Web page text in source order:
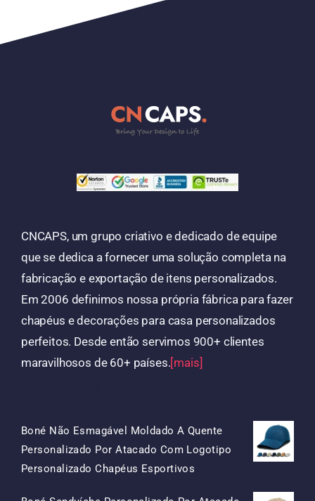
CNCAPS, um grupo criativo e dedicado de equipe
que se dedica a fornecer uma solução completa na
fabricação e exportação de itens personalizados.
Em 2006 definimos nossa própria fábrica para fazer
chapéus e decorações para casa personalizados
perfeitos. Desde então servimos 900+ clientes
maravilhosos de 60+ países.[mais]
Boné Não Esmagável Moldado A Quente
Personalizado Por Atacado Com Logotipo
Personalizado Chapéus Esportivos